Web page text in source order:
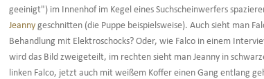
geeinigt") im Innenhof im Kegel eines Suchscheinwerfers
Jeanny geschnitten (die Puppe beispielsweise). Auch sieht man
Behandlung mit Elektroschocks? Oder, wie Falco in einem
wird das Bild zweigeteilt, im rechten sieht man Jeanny in
linken Falco, jetzt auch mit weißem Koffer einen Gang entlang